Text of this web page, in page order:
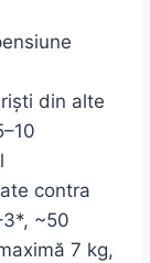
din alte
contra
~50
7 kg,